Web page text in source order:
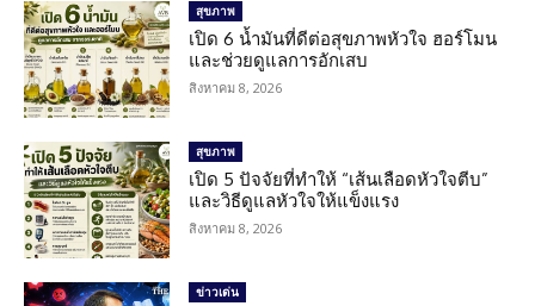
สุขภาพ
เปิด 6 น้ำมันที่ดีต่อสุขภาพหัวใจ ฮอร์โมน
และช่วยดูแลการอักเสบ
สิงหาคม 8, 2026
สุขภาพ
เปิด 5 ปัจจัยที่ทำให้ “เส้นเลือดหัวใจตีบ”
และวิธีดูแลหัวใจให้แข็งแรง
สิงหาคม 8, 2026
ข่าวเด่น